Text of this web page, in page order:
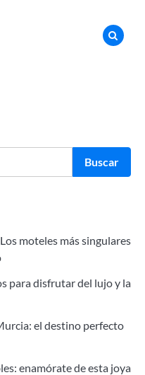
Buscar
moteles más singulares
para disfrutar del lujo y la
el destino perfecto
enamórate de esta joya